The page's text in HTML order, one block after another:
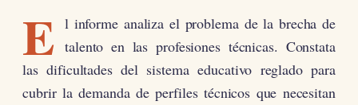
E l informe analiza el problema de la brecha de
talento en las profesiones técnicas. Constata
las dificultades del sistema educativo reglado para
cubrir la demanda de perfiles técnicos que necesitan